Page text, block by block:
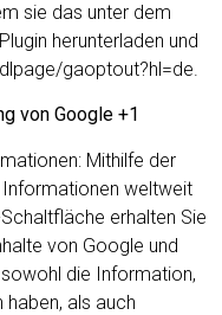
sie das unter dem
herunterladen und
gaoptout?hl=de.
von Google +1
Mithilfe der
weltweit
erhalten Sie
von Google und
die Information,
haben, als auch